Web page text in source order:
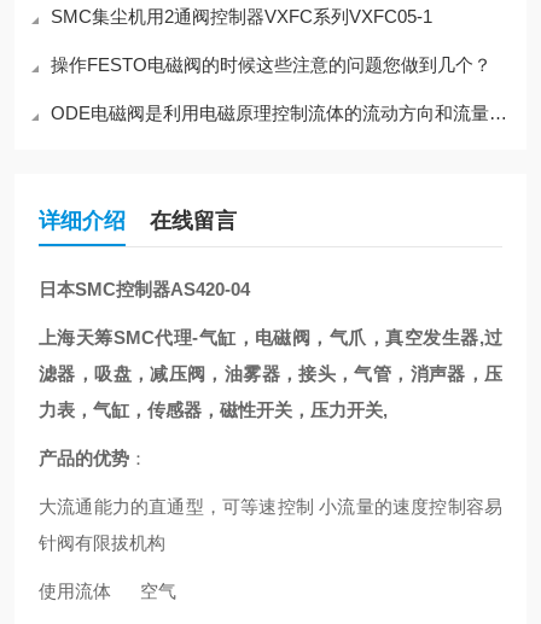
SMC集尘机用2通阀控制器VXFC系列VXFC05-1
操作FESTO电磁阀的时候这些注意的问题您做到几个？
ODE电磁阀是利用电磁原理控制流体的流动方向和流量的装置
详细介绍 在线留言
日本SMC控制器AS420-04
上海天筹SMC代理-气缸，电磁阀，气爪，真空发生器,过
滤器，吸盘，减压阀，油雾器，接头，气管，消声器，压
力表，气缸，传感器，磁性开关，压力开关,
产品的优势 ：
大流通能力的直通型，可等速控制 小流量的速度控制容易
针阀有限拔机构
使用流体 空气